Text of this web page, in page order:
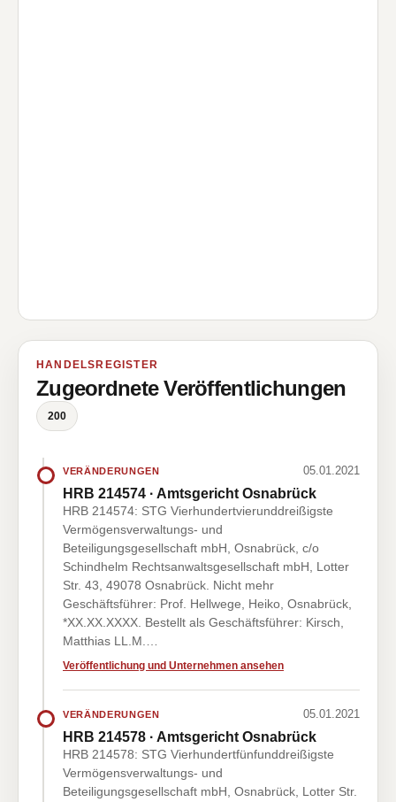
HANDELSREGISTER
Zugeordnete Veröffentlichungen
200
VERÄNDERUNGEN 05.01.2021
HRB 214574 · Amtsgericht Osnabrück
HRB 214574: STG Vierhundertvierunddreißigste
Vermögensverwaltungs- und
Beteiligungsgesellschaft mbH, Osnabrück, c/o
Schindhelm Rechtsanwaltsgesellschaft mbH, Lotter
Str. 43, 49078 Osnabrück. Nicht mehr
Geschäftsführer: Prof. Hellwege, Heiko, Osnabrück,
*XX.XX.XXXX. Bestellt als Geschäftsführer: Kirsch,
Matthias LL.M.…
Veröffentlichung und Unternehmen ansehen
VERÄNDERUNGEN 05.01.2021
HRB 214578 · Amtsgericht Osnabrück
HRB 214578: STG Vierhundertfünfunddreißigste
Vermögensverwaltungs- und
Beteiligungsgesellschaft mbH, Osnabrück, Lotter Str.